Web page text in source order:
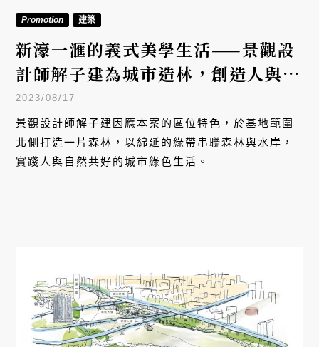
Promotion 建築
新濠一滙的義式美學生活——景觀設
計師解子建為城市造林，創造人與自
然共好的居所
2023/08/17
景觀設計師解子建因應本案的區位特色，於基地範圍
北側打造一片森林，以綿延的綠帶串聯森林與水岸，
實踐人與自然共好的城市綠色生活。